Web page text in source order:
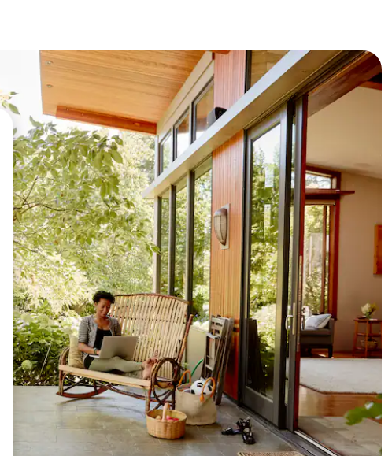
pomocou klávesov so šípkami nahor a nadol alebo ich preskúmať